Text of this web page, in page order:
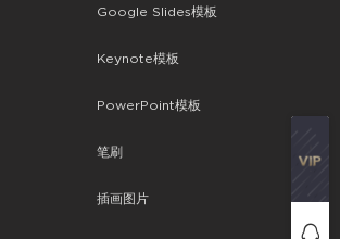
Google Slides模板
Keynote模板
PowerPoint模板
笔刷
插画图片